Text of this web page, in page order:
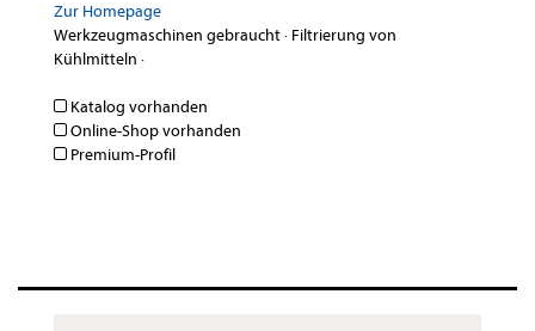
Zur Homepage
Werkzeugmaschinen gebraucht· Filtrierung von
Kühlmitteln ·
Katalog vorhanden
Online-Shop vorhanden
Premium-Profil